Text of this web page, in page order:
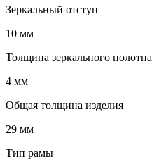
Зеркальный отступ
10 мм
Толщина зеркального полотна
4 мм
Общая толщина изделия
29 мм
Тип рамы